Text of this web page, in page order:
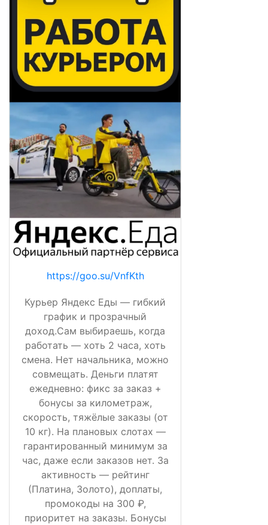
https://goo.su/VnfKth
Курьер Яндекс Еды — гибкий
график и прозрачный
доход.Сам выбираешь, когда
работать — хоть 2 часа, хоть
смена. Нет начальника, можно
совмещать. Деньги платят
ежедневно: фикс за заказ +
бонусы за километраж,
скорость, тяжёлые заказы (от
10 кг). На плановых слотах —
гарантированный минимум за
час, даже если заказов нет. За
активность — рейтинг
(Платина, Золото), доплаты,
промокоды на 300 ₽,
приоритет на заказы. Бонусы